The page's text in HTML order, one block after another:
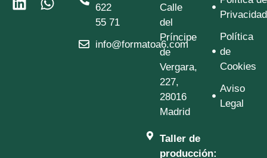
622
55 71
info@formatoa6.com
Calle
del
Príncipe
de
Vergara,
227,
28016
Madrid
Taller de
producción:
Privacidad
Política
de
Cookies
Aviso
Legal